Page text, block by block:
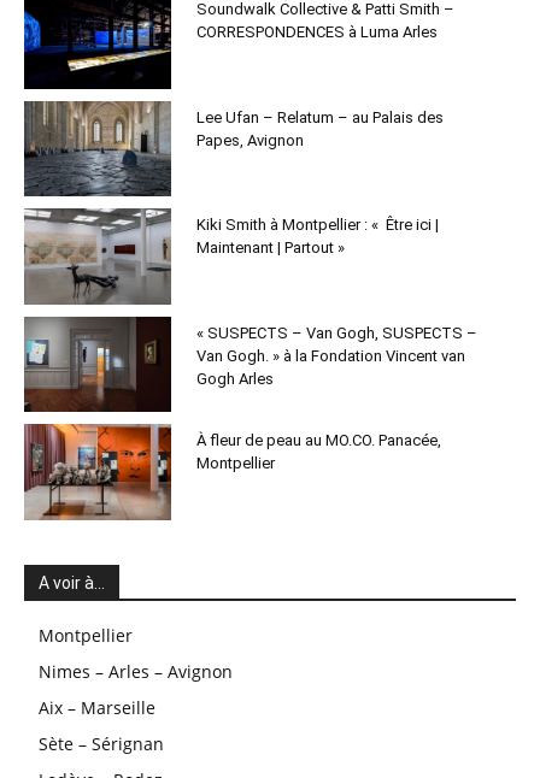
Soundwalk Collective & Patti Smith –
CORRESPONDENCES à Luma Arles
Lee Ufan – Relatum – au Palais des
Papes, Avignon
Kiki Smith à Montpellier : « Être ici |
Maintenant | Partout »
« SUSPECTS – Van Gogh, SUSPECTS –
Van Gogh. » à la Fondation Vincent van
Gogh Arles
À fleur de peau au MO.CO. Panacée,
Montpellier
A voir à…
Montpellier
Nimes – Arles – Avignon
Aix – Marseille
Sète – Sérignan